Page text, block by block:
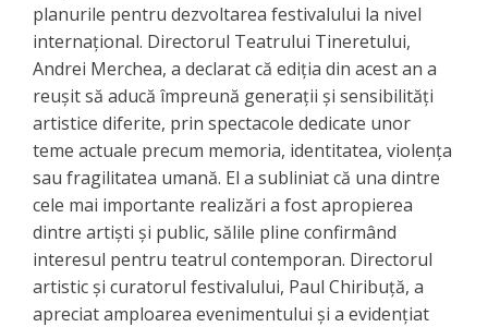
planurile pentru dezvoltarea festivalului la nivel
internațional. Directorul Teatrului Tineretului,
Andrei Merchea, a declarat că ediția din acest an a
reușit să aducă împreună generații și sensibilități
artistice diferite, prin spectacole dedicate unor
teme actuale precum memoria, identitatea, violența
sau fragilitatea umană. El a subliniat că una dintre
cele mai importante realizări a fost apropierea
dintre artiști și public, sălile pline confirmând
interesul pentru teatrul contemporan. Directorul
artistic și curatorul festivalului, Paul Chiribuță, a
apreciat amploarea evenimentului și a evidențiat